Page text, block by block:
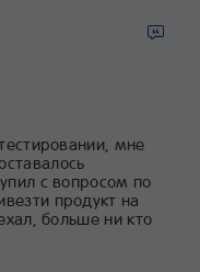
мне
с вопросом по
продукт на
больше ни кто